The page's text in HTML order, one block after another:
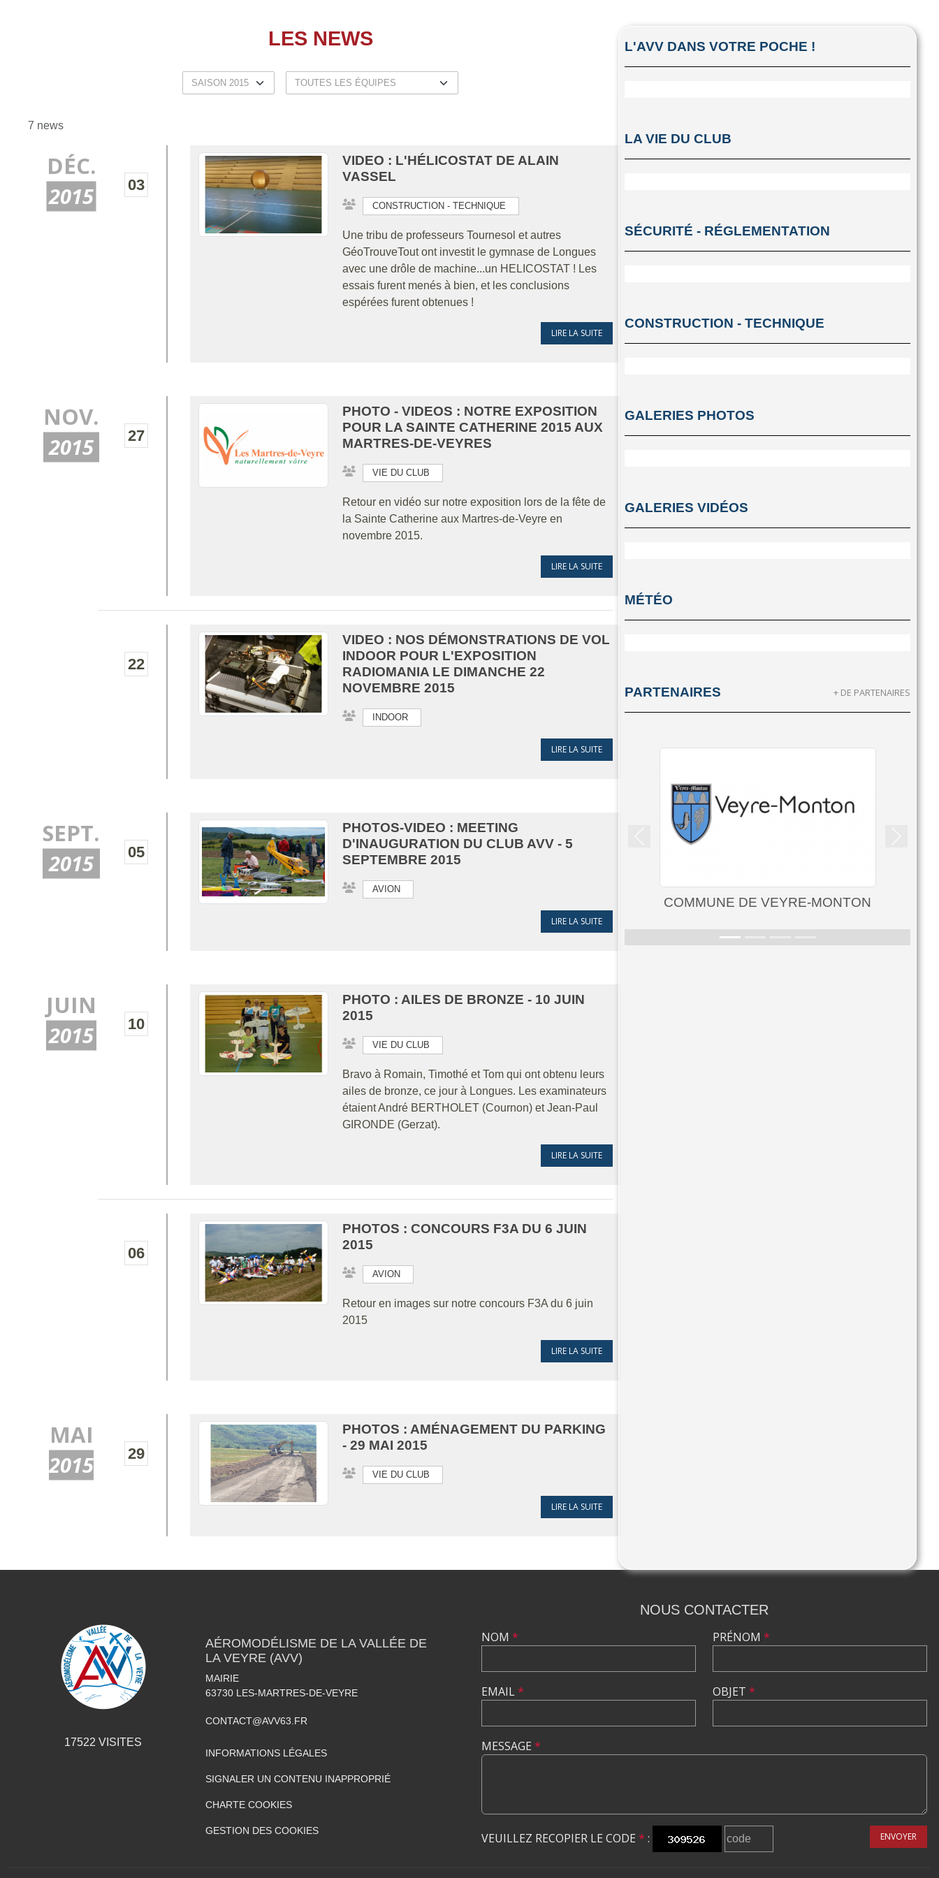
LES NEWS
7 news
DÉC.
2015 03
VIDEO : L'HÉLICOSTAT DE ALAIN
VASSEL
CONSTRUCTION - TECHNIQUE
Une tribu de professeurs Tournesol et autres
GéoTrouveTout ont investit le gymnase de Longues
avec une drôle de machine...un HELICOSTAT ! Les
essais furent menés à bien, et les conclusions
espérées furent obtenues !
LIRE LA SUITE
NOV.
2015 27
PHOTO - VIDEOS : NOTRE EXPOSITION
POUR LA SAINTE CATHERINE 2015 AUX
MARTRES-DE-VEYRES
VIE DU CLUB
Retour en vidéo sur notre exposition lors de la fête de
la Sainte Catherine aux Martres-de-Veyre en
novembre 2015.
LIRE LA SUITE
22
VIDEO : NOS DÉMONSTRATIONS DE VOL
INDOOR POUR L'EXPOSITION
RADIOMANIA LE DIMANCHE 22
NOVEMBRE 2015
INDOOR
LIRE LA SUITE
SEPT.
2015 05
PHOTOS-VIDEO : MEETING
D'INAUGURATION DU CLUB AVV - 5
SEPTEMBRE 2015
AVION
LIRE LA SUITE
JUIN
2015 10
PHOTO : AILES DE BRONZE - 10 JUIN
2015
VIE DU CLUB
Bravo à Romain, Timothé et Tom qui ont obtenu leurs
ailes de bronze, ce jour à Longues. Les examinateurs
étaient André BERTHOLET (Cournon) et Jean-Paul
GIRONDE (Gerzat).
LIRE LA SUITE
06
PHOTOS : CONCOURS F3A DU 6 JUIN
2015
AVION
Retour en images sur notre concours F3A du 6 juin
2015
LIRE LA SUITE
MAI
2015 29
PHOTOS : AMÉNAGEMENT DU PARKING
- 29 MAI 2015
VIE DU CLUB
LIRE LA SUITE
L'AVV DANS VOTRE POCHE !
LA VIE DU CLUB
SÉCURITÉ - RÉGLEMENTATION
CONSTRUCTION - TECHNIQUE
GALERIES PHOTOS
GALERIES VIDÉOS
MÉTÉO
PARTENAIRES
COMMUNE DE VEYRE-MONTON
Précedent
+ DE PARTENAIRES
17522 VISITES
AÉROMODÉLISME DE LA VALLÉE DE
LA VEYRE (AVV)
MAIRIE
63730 LES-MARTRES-DE-VEYRE
CONTACT@AVV63.FR
INFORMATIONS LÉGALES
SIGNALER UN CONTENU INAPPROPRIÉ
CHARTE COOKIES
GESTION DES COOKIES
NOUS CONTACTER
NOM *
EMAIL*
PRÉNOM *
OBJET *
MESSAGE *
VEUILLEZ RECOPIER LE CODE * : ENVOYER